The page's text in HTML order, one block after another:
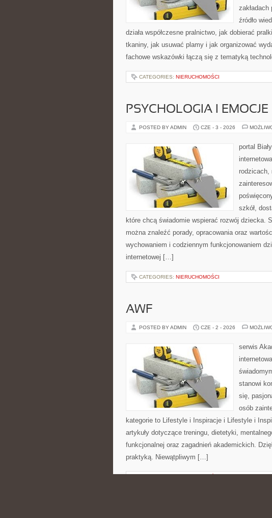
zakładach
źródło
działa współczesne pralnictwo, jak dobierać
tkaniny, jak usuwać plamy i jak organizować
fachowe wskazówki łączą się z tematyką
CATEGORIES: NIERUCHOMOŚCI
PSYCHOLOGIA I EMOCJE
POSTED BY ADMIN CZE - 3 - 2026
portal
szkół,
które chcą świadomie wspierać rozwój dziecka.
można znaleźć porady, opracowania oraz
wychowaniem i codziennym funkcjonowaniem
internetowej […]
CATEGORIES: NIERUCHOMOŚCI
AWF
POSTED BY ADMIN CZE - 2 - 2026
serwis
stanowi
się,
osób
kategorie to Lifestyle i Inspiracje i Lifestyle i
artykuły dotyczące treningu, dietetyki,
funkcjonalnej oraz zagadnień akademickich.
praktyką. Niewątpliwym […]